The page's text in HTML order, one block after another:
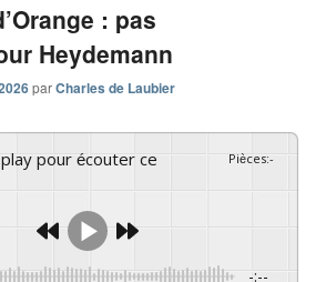
: pas
Heydemann
parCharles de Laubier
Pièces:-
-:--